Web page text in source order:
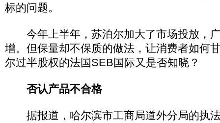
标的问题。
今年上半年，苏泊尔加大了市场投放，
增。但保量却不保质的做法，让消费者如何
尔过半股权的法国SEB国际又是否知晓？
否认产品不合格
据报道，哈尔滨市工商局道外分局的执